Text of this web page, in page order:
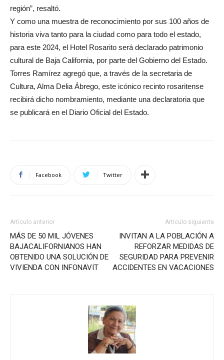
región”, resaltó.
Y como una muestra de reconocimiento por sus 100 años de
historia viva tanto para la ciudad como para todo el estado,
para este 2024, el Hotel Rosarito será declarado patrimonio
cultural de Baja California, por parte del Gobierno del Estado.
Torres Ramírez agregó que, a través de la secretaria de
Cultura, Alma Delia Ábrego, este icónico recinto rosaritense
recibirá dicho nombramiento, mediante una declaratoria que
se publicará en el Diario Oficial del Estado.
Facebook Twitter
Artículo anterior
MÁS DE 50 MIL JÓVENES
BAJACALIFORNIANOS HAN
OBTENIDO UNA SOLUCIÓN DE
VIVIENDA CON INFONAVIT
Artículo siguiente
INVITAN A LA POBLACIÓN A
REFORZAR MEDIDAS DE
SEGURIDAD PARA PREVENIR
ACCIDENTES EN VACACIONES